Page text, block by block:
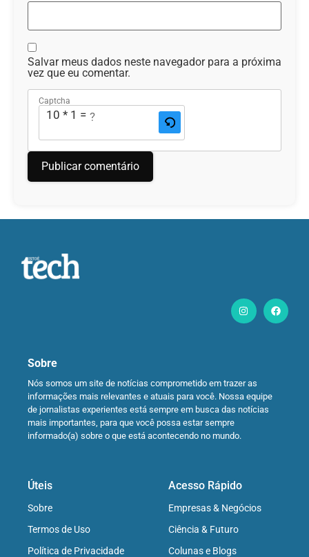
Salvar meus dados neste navegador para a próxima
vez que eu comentar.
Captcha
10 * 1 = ?
Sobre
Nós somos um site de notícias comprometido em trazer as
informações mais relevantes e atuais para você. Nossa equipe
de jornalistas experientes está sempre em busca das notícias
mais importantes, para que você possa estar sempre
informado(a) sobre o que está acontecendo no mundo.
Úteis
Sobre
Termos de Uso
Política de Privacidade
Acesso Rápido
Empresas & Negócios
Ciência & Futuro
Colunas e Blogs